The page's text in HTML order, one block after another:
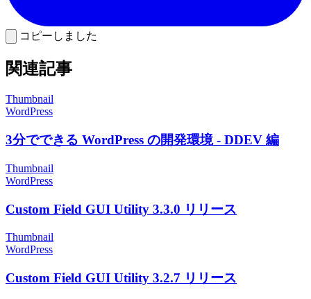
コピーしました
関連記事
Thumbnail
WordPress
3分でできる WordPress の開発環境 - DDEV 編
Thumbnail
WordPress
Custom Field GUI Utility 3.3.0 リリース
Thumbnail
WordPress
Custom Field GUI Utility 3.2.7 リリース